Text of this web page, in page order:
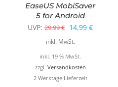
EaseUS MobiSaver
5 for Android
UVP: 29,99€ Ursprünglicher
Preis
war:
29,99 €
14,99 €Aktueller
inkl. MwSt.
inkl. 19 % MwSt.
zzgl. Versandkosten
2 Werktage Lieferzeit